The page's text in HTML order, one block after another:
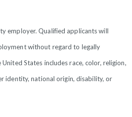
employer. Qualified applicants will
without regard to legally
States includes race, color, religion,
identity, national origin, disability, or